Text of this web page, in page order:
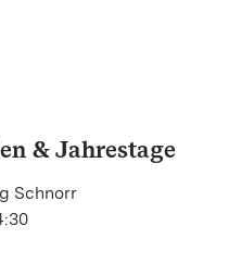
& Jahrestage
Schnorr